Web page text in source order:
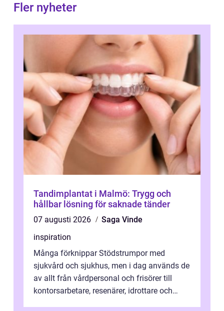
Fler nyheter
Tandimplantat i Malmö: Trygg och
hållbar lösning för saknade tänder
07 augusti 2026
Saga Vinde
inspiration
Många förknippar Stödstrumpor med
sjukvård och sjukhus, men i dag används de
av allt från vårdpersonal och frisörer till
kontorsarbetare, resenärer, idrottare och